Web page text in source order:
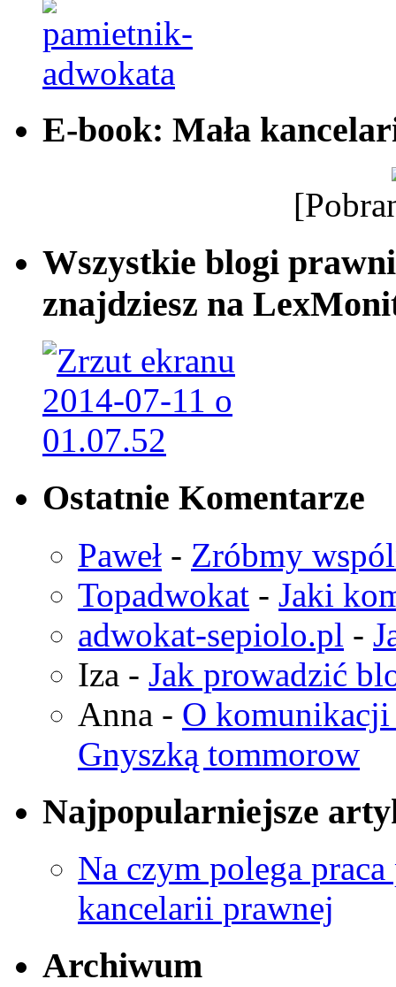
E-book: Mała
Wszystkie blogi
znajdziesz na
Ostatnie Komentarze
Paweł - Zróbmy
Topadwokat - Jaki
adwokat-sepiolo.pl -
Iza - Jak prowadzić
Anna - O komunikacji
Gnyszką tommorow
Najpopularniejsze
Na czym polega
kancelarii prawnej
Archiwum